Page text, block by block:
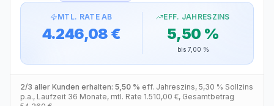
MTL. RATE AB
4.246,08 €
EFF. JAHRESZINS
5,50 %
bis 7,00 %
2/3 aller Kunden erhalten: 5,50 % eff. Jahreszins, 5,30 % Sollzins
p.a., Laufzeit 36 Monate, mtl. Rate 1.510,00 €, Gesamtbetrag